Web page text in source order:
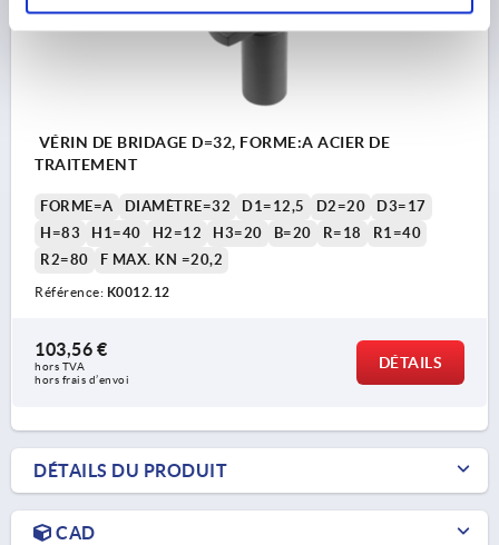
VÉRIN DE BRIDAGE D=32, FORME:A ACIER DE
TRAITEMENT
FORME=A DIAMÈTRE=32 D1=12,5 D2=20
D3=17
H=83
H1=40 H2=12 H3=20 B=20 R=18
R1=40
R2=80
F MAX. KN =20,2
Référence: K0012.12
103,56 €
hors TVA
hors frais d’envoi
DÉTAILS
DÉTAILS DU PRODUIT
CAD